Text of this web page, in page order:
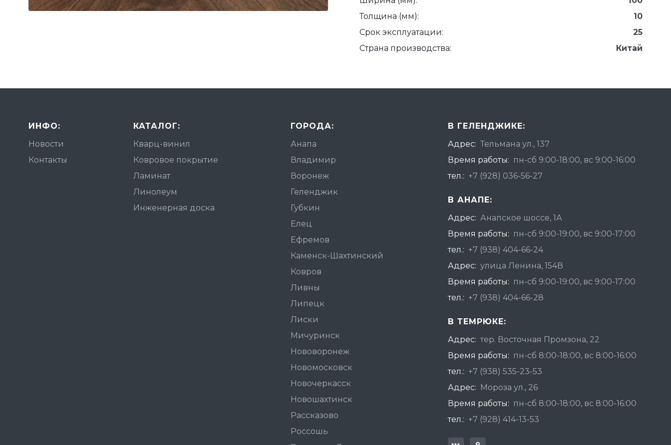
Толщина (мм):
10
Срок эксплуатации:
25
Страна производства:
Китай
ИНФО:
Новости
Контакты
КАТАЛОГ:
Кварц-винил
Ковровое покрытие
Ламинат
Линолеум
Инженерная доска
ГОРОДА:
Анапа
Владимир
Воронеж
Геленджик
Губкин
Елец
Ефремов
Каменск-Шахтинский
Ковров
Ливны
Липецк
Лиски
Мичуринск
Нововоронеж
Новомосковск
Новочеркасск
Новошахтинск
Рассказово
Россошь
В ГЕЛЕНДЖИКЕ:
Адрес: Тельмана ул., 137
Время работы: пн-сб 9:00-18:00, вс 9:00-16:00
тел.: +7 (928) 036-56-27
В АНАПЕ:
Адрес: Анапское шоссе, 1А
Время работы: пн-сб 9:00-19:00, вс 9:00-17:00
тел.: +7 (938) 404-66-24
Адрес: улица Ленина, 154В
Время работы: пн-сб 9:00-19:00, вс 9:00-17:00
тел.: +7 (938) 404-66-28
В ТЕМРЮКЕ:
Адрес: тер. Восточная Промзона, 22
Время работы: пн-сб 8:00-18:00, вс 8:00-16:00
тел.: +7 (938) 535-23-53
Адрес:
Мороза ул., 26
Время работы: пн-сб 8:00-18:00, вс 8:00-16:00
тел.: +7 (928) 414-13-53